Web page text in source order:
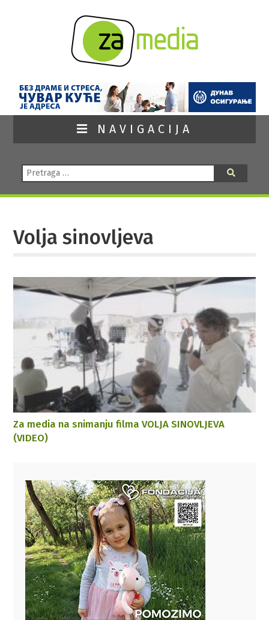
NAVIGACIJA
Pretraga:
Volja sinovljeva
Za media na snimanju filma VOLJA SINOVLJEVA
(VIDEO)